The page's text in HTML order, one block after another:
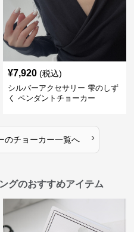
¥7,920 (税込)
シルバーアクセサリー 雫のしず
く ペンダントチョーカー
のチョーカー一覧へ ›
グのおすすめアイテム